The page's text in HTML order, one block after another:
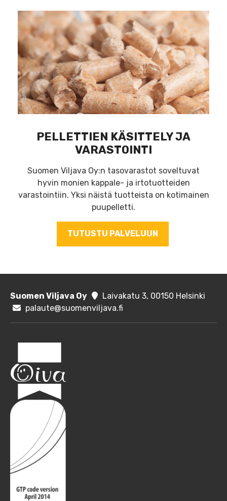
PELLETTIEN KÄSITTELY JA
VARASTOINTI
Suomen Viljava Oy:n tasovarastot soveltuvat
hyvin monien kappale- ja irtotuotteiden
varastointiin. Yksi näistä tuotteista on kotimainen
puupelletti.
TUTUSTU PALVELUUN
Suomen Viljava Oy
Laivakatu 3, 00150 Helsinki
palaute@suomenviljava.fi